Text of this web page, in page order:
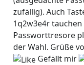
zufällig). Auch
1q2w3e4r
Passworttresore
der Wahl. Grüße
Gefällt mir